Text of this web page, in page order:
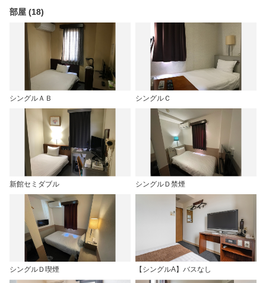
部屋 (18)
シングルＡＢ シングルＣ
新館セミダブル シングルＤ禁煙
シングルＤ喫煙 【シングルA】バスなし